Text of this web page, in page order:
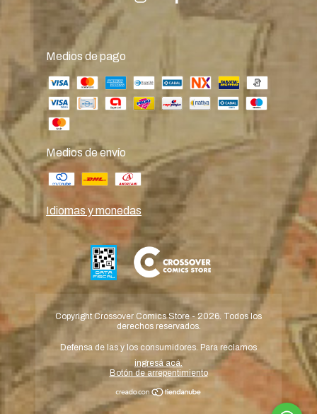
Medios de pago
Medios de envío
Idiomas y monedas
Copyright Crossover Comics Store - 2026. Todos los
derechos reservados.
Defensa de las y los consumidores. Para reclamos
ingresá acá.
Botón de arrepentimiento